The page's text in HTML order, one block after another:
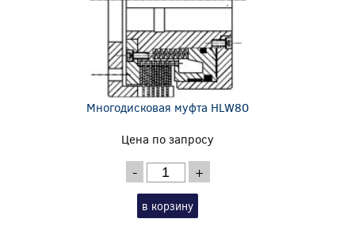
Многодисковая муфта HLW80
Цена по запросу
- +
в корзину